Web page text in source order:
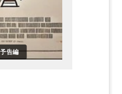
予告編